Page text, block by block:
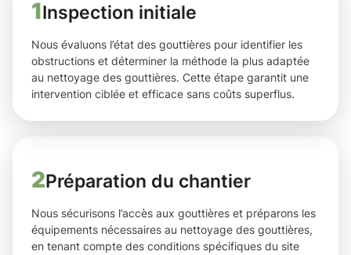
1Inspection initiale
Nous évaluons l’état des gouttières pour identifier les
obstructions et déterminer la méthode la plus adaptée
au nettoyage des gouttières. Cette étape garantit une
intervention ciblée et efficace sans coûts superflus.
2Préparation du chantier
Nous sécurisons l’accès aux gouttières et préparons les
équipements nécessaires au nettoyage des gouttières,
en tenant compte des conditions spécifiques du site